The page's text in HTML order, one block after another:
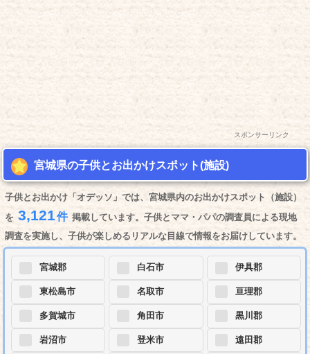
スポンサーリンク
宮城県の子供とお出かけスポット(施設)
子供とお出かけ「オデッソ」では、宮城県内のお出かけスポット（施設）
を 3,121件 掲載しています。子供とママ・パパの調査員による現地
調査を実施し、子供が楽しめるリアルな目線で情報をお届けしています。
宮城郡
東松島市
多賀城市
岩沼市
白石市
名取市
角田市
登米市
伊具郡
亘理郡
黒川郡
遠田郡